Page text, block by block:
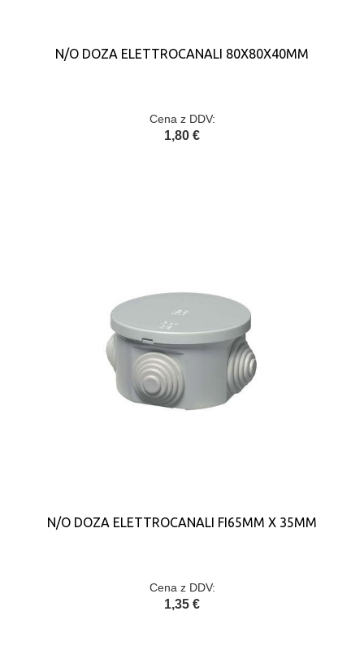
N/O DOZA ELETTROCANALI 80X80X40MM
Cena z DDV:
1,80 €
N/O DOZA ELETTROCANALI FI65MM X 35MM
Cena z DDV:
1,35 €